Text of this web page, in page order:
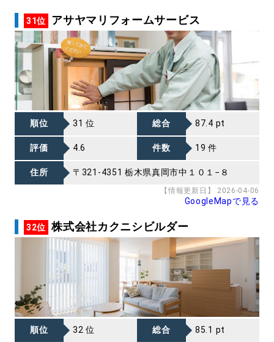
31位 アサヤマリフォームサービス
順位 31 位 総合 87.4 pt
評価 4.6 件数 19 件
住所 〒321-4351 栃木県真岡市中１０１−８
【情報更新日】 2026-04-06
GoogleMapで見る
32位 株式会社カクニシビルダー
順位 32 位 総合 85.1 pt